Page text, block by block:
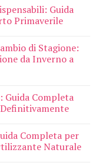
Guida
Primaverile
di Stagione:
da Inverno a
Guida Completa
Completa per
Naturale